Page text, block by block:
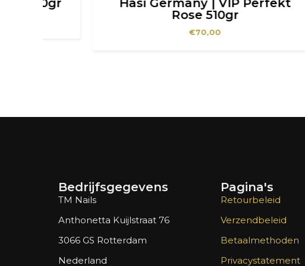
Hasi Germany | VIP Perfekt
Rose 510gr
Bedrijfsgegevens
TM Nails
Anthonetta Kuijlstraat 76
3066 GS Rotterdam
Nederland
Pagina's
Retourbeleid
Verzendbeleid
Betaalmethoden
Privacystatement